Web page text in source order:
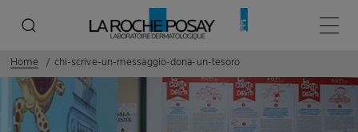
Menù
Home chi-scrive-un-messaggio-dona-un-tesoro